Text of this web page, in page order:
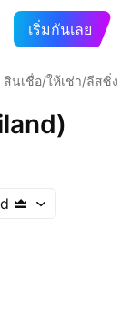
เริ่มกันเลย
สินเชื่อ/ให้เช่า/ลีสซิ่ง